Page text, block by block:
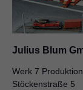
Julius Blum
Werk 7 Produktion
Stöckenstraße 5